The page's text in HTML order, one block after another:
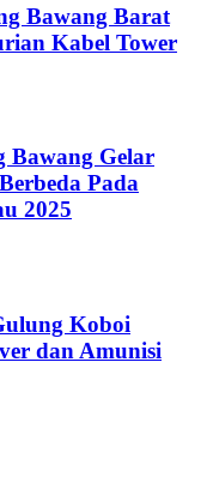
Bawang Barat
Kabel Tower
Bawang Gelar
Pada
2025
Koboi
dan Amunisi